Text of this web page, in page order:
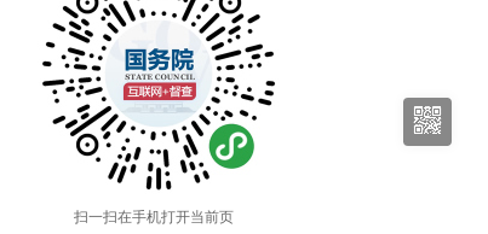
扫一扫在手机打开当前页